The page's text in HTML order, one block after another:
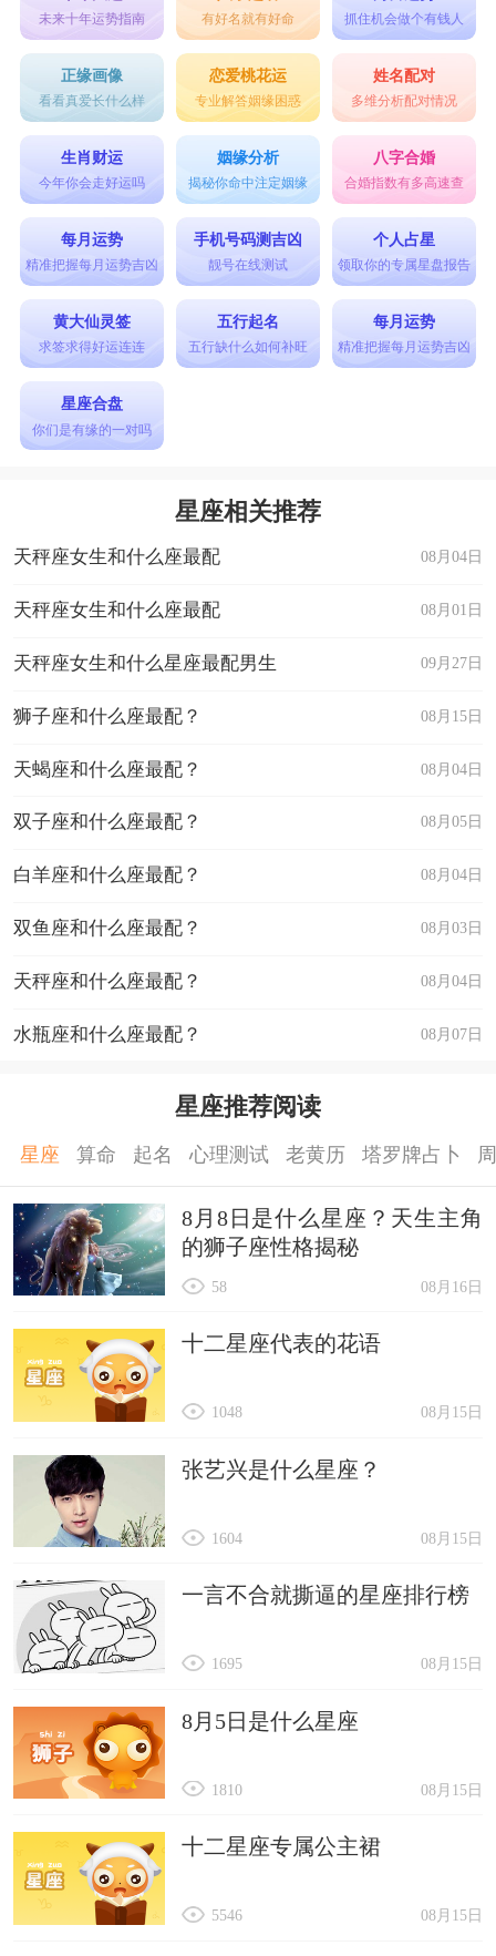
未来十年运势指南 有好名就有好命 抓住机会做个有钱人
正缘画像
看看真爱长什么样
恋爱桃花运
专业解答姻缘困惑
姓名配对
多维分析配对情况
生肖财运
今年你会走好运吗
姻缘分析
揭秘你命中注定姻缘
八字合婚
合婚指数有多高速查
每月运势
精准把握每月运势吉凶
手机号码测吉凶
靓号在线测试
个人占星
领取你的专属星盘报告
黄大仙灵签
求签求得好运连连
五行起名
五行缺什么如何补旺
每月运势
精准把握每月运势吉凶
星座合盘
你们是有缘的一对吗
星座相关推荐
08月04日
天秤座女生和什么座最配
08月01日
天秤座女生和什么座最配
09月27日
天秤座女生和什么星座最配男生
08月15日
狮子座和什么座最配？
08月04日
天蝎座和什么座最配？
08月05日
双子座和什么座最配？
08月04日
白羊座和什么座最配？
08月03日
双鱼座和什么座最配？
08月04日
天秤座和什么座最配？
08月07日
水瓶座和什么座最配？
星座推荐阅读
星座 算命 起名 心理测试 老黄历 塔罗牌占卜
8月8日是什么星座？天生主角
的狮子座性格揭秘
08月16日
58
十二星座代表的花语
08月15日
1048
张艺兴是什么星座？
08月15日
1604
一言不合就撕逼的星座排行榜
08月15日
1695
8月5日是什么星座
08月15日
1810
十二星座专属公主裙
08月15日
5546